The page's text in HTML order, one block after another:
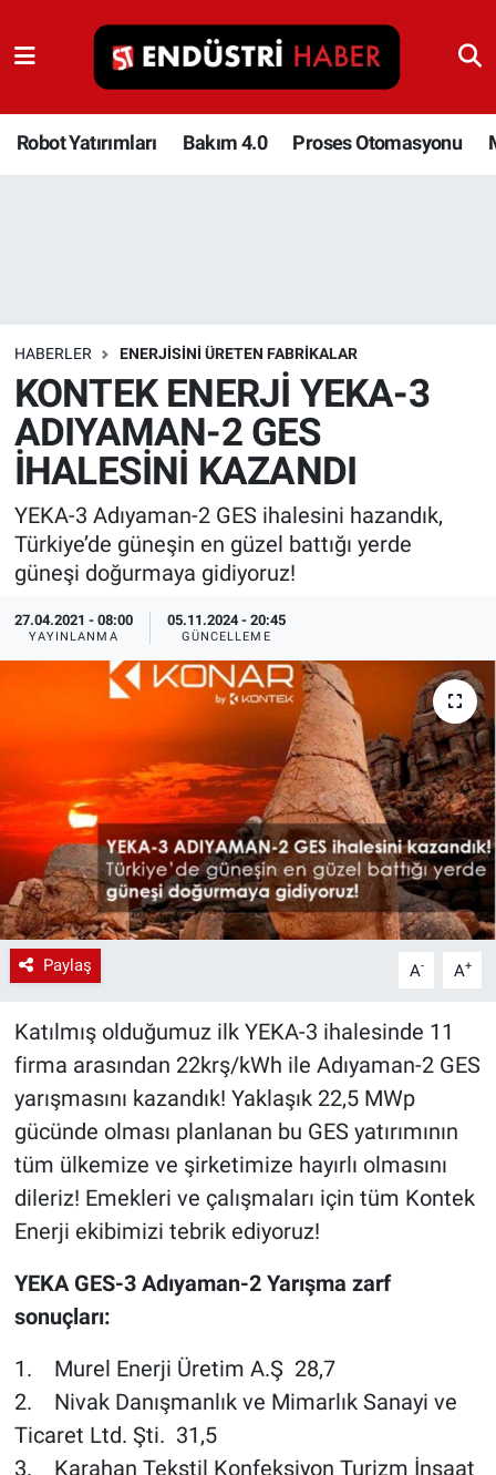
Robot Yatırımları Bakım 4.0 Proses Otomasyonu
HABERLER ENERJISINI ÜRETEN FABRIKALAR
KONTEK ENERJİ YEKA-3
ADIYAMAN-2 GES
İHALESİNİ KAZANDI
YEKA-3 Adıyaman-2 GES ihalesini hazandık,
Türkiye’de güneşin en güzel battığı yerde
güneşi doğurmaya gidiyoruz!
27.04.2021 - 08:00
YAYINLANMA
05.11.2024 - 20:45
GÜNCELLEME
Paylaş A- A+
Katılmış olduğumuz ilk YEKA-3 ihalesinde 11
firma arasından 22krş/kWh ile Adıyaman-2 GES
yarışmasını kazandık! Yaklaşık 22,5 MWp
gücünde olması planlanan bu GES yatırımının
tüm ülkemize ve şirketimize hayırlı olmasını
dileriz! Emekleri ve çalışmaları için tüm Kontek
Enerji ekibimizi tebrik ediyoruz!
YEKA GES-3 Adıyaman-2 Yarışma zarf
sonuçları:
1. Murel Enerji Üretim A.Ş 28,7
2. Nivak Danışmanlık ve Mimarlık Sanayi ve
Ticaret Ltd. Şti. 31,5
3. Karahan Tekstil Konfeksiyon Turizm İnşaat
Robot Yatırımları
Bakım 4.0
Depolama Çözümleri
İnşaat ve Malzeme
HaberOrtak
EndüstriST
Enerjisini Üreten Fabrikalar
Endüstri 4.0 Uygulamaları
Ağır Sanayi Çözümleri